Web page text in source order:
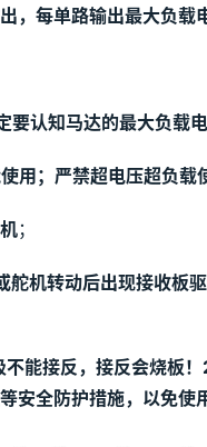
，每单路输出最大负载
认知马达的最大负载
用；严禁超电压超负载
；
机转动后出现接收板
能接反，接反会烧板
全防护措施，以免使